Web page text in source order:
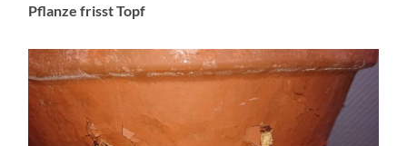
Pflanze frisst Topf